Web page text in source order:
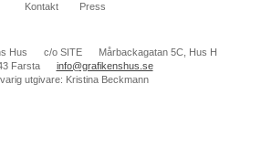
Kontakt Press
Hus c/o SITE
Mårbackagatan 5C, Hus H
Farsta
info@grafikenshus.se
utgivare: Kristina Beckmann